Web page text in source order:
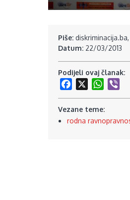
Piše:
Datum: 22/03/2013
Podijeli ovaj članak:
Facebook
Vezane teme:
rodna